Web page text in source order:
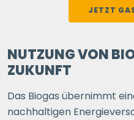
JETZT
NUTZUNG VON
ZUKUNFT
Das Biogas übernimmt
nachhaltigen